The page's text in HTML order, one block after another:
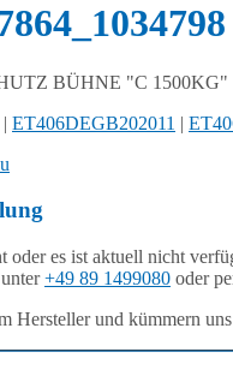
BÜHNE "C 1500KG"
| ET406DEGB202011 |
oder es ist aktuell nicht
+49 89 1499080 oder
Hersteller und kümmern